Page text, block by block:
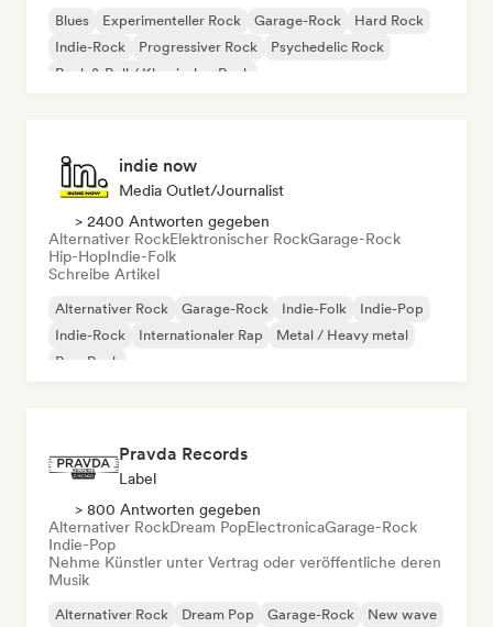
Blues Experimenteller Rock Garage-Rock
Hard Rock
Indie-Rock
Progressiver Rock
Psychedelic Rock
Rock & Roll / Klassischer Rock
indie now
Media Outlet/Journalist
> 2400 Antworten gegeben
Alternativer RockElektronischer RockGarage-Rock
Hip-HopIndie-Folk
Schreibe Artikel
Alternativer Rock Garage-Rock Indie-Folk
Indie-Pop
Indie-Rock
Internationaler Rap
Metal / Heavy metal
Pop-Rock
Pravda Records
Label
> 800 Antworten gegeben
Alternativer RockDream PopElectronicaGarage-Rock
Indie-Pop
Nehme Künstler unter Vertrag oder veröffentliche deren
Musik
Alternativer Rock Dream Pop Garage-Rock
New wave